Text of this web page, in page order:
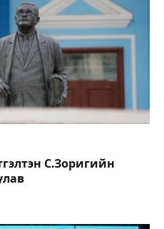
С.Зоригийн